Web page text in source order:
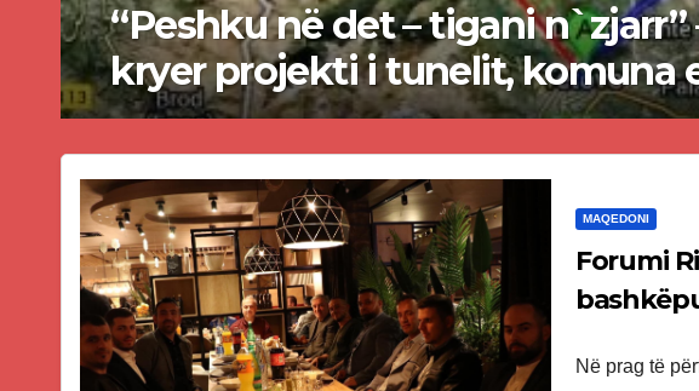
Lirohet Nikolla Gruevski
gjykata rrëzon akuzat
paligjshëm të selisë së
MAQEDONI
Forumi
Në prag të